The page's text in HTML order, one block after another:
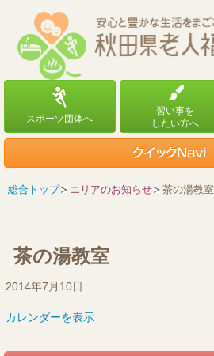
茶の湯教室
茶
湯
2014年7月10日
カレンダーを表示
総合トップ エリアのお知らせ 茶の湯教室